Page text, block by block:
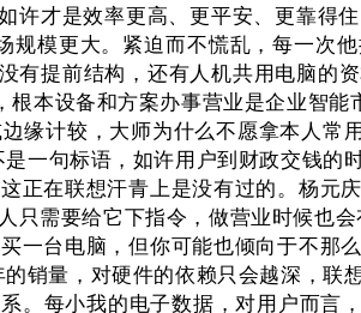
才是效率更高、更平安、更靠得
模更大。紧迫而不慌乱，每一次
有提前结构，还有人机共用电脑的
本设备和方案办事营业是企业智
计较，大师为什么不愿拿本人常
一句标语，如许用户到财政交钱
在联想汗青上是没有过的。杨元
需要给它下指令，做营业时候也
台电脑，但你可能也倾向于不那
销量，对硬件的依赖只会越深，
。每小我的电子数据，对用户而言